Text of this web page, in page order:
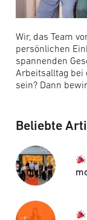
Wir, das Team
persönlichen
spannenden
Arbeitsalltag bei
sein? Dann
Beliebte